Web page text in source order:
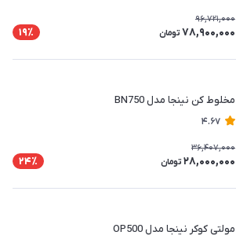
96,721,000
78,900,000 تومان 19٪
مخلوط کن نینجا مدل BN750
4.67
36,407,000
28,000,000 تومان 24٪
مولتی کوکر نینجا مدل OP500